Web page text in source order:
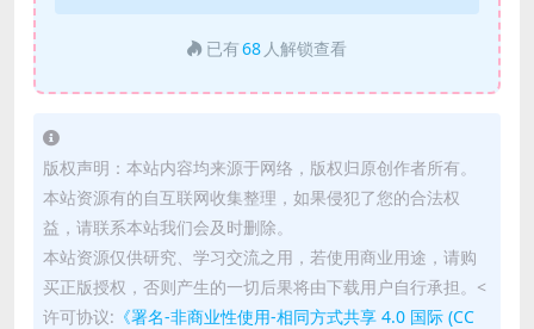
已有68 人解锁查看
版权声明：本站内容均来源于网络，版权归原创作者所有。
本站资源有的自互联网收集整理，如果侵犯了您的合法权
益，请联系本站我们会及时删除。
本站资源仅供研究、学习交流之用，若使用商业用途，请购
买正版授权，否则产生的一切后果将由下载用户自行承担。<
许可协议: 《署名-非商业性使用-相同方式共享 4.0 国际 (CC